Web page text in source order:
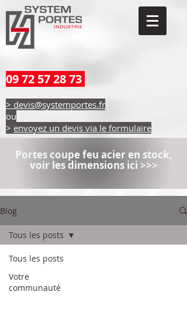
09 72 57 28 73
> devis@systemportes.fr
ou
> envoyez un devis via le formulaire
Portes coupe feu acier en stock,
voir les dimensions ici >>>
Blog
Tous les posts
Votre
communauté
Tous les posts